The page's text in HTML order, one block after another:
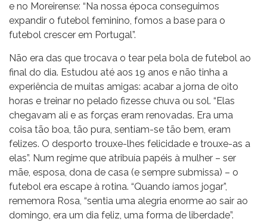
e no Moreirense: “Na nossa época conseguimos
expandir o futebol feminino, fomos a base para o
futebol crescer em Portugal”.
Não era das que trocava o tear pela bola de futebol ao
final do dia. Estudou até aos 19 anos e não tinha a
experiência de muitas amigas: acabar a jorna de oito
horas e treinar no pelado fizesse chuva ou sol. “Elas
chegavam ali e as forças eram renovadas. Era uma
coisa tão boa, tão pura, sentiam-se tão bem, eram
felizes. O desporto trouxe-lhes felicidade e trouxe-as a
elas”. Num regime que atribuía papéis à mulher – ser
mãe, esposa, dona de casa (e sempre submissa) – o
futebol era escape à rotina. “Quando íamos jogar”,
rememora Rosa, “sentia uma alegria enorme ao sair ao
domingo, era um dia feliz, uma forma de liberdade”.